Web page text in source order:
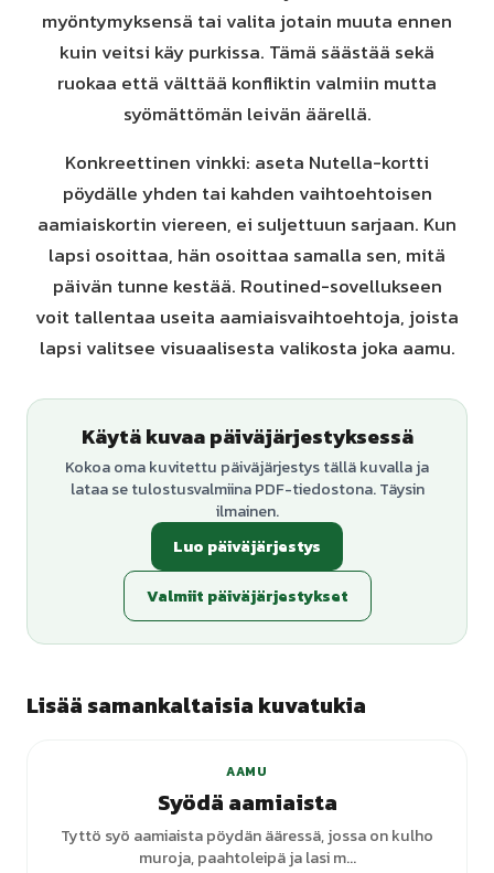
myöntymyksensä tai valita jotain muuta ennen
kuin veitsi käy purkissa. Tämä säästää sekä
ruokaa että välttää konfliktin valmiin mutta
syömättömän leivän äärellä.
Konkreettinen vinkki: aseta Nutella-kortti
pöydälle yhden tai kahden vaihtoehtoisen
aamiaiskortin viereen, ei suljettuun sarjaan. Kun
lapsi osoittaa, hän osoittaa samalla sen, mitä
päivän tunne kestää. Routined-sovellukseen
voit tallentaa useita aamiaisvaihtoehtoja, joista
lapsi valitsee visuaalisesta valikosta joka aamu.
Käytä kuvaa päiväjärjestyksessä
Kokoa oma kuvitettu päiväjärjestys tällä kuvalla ja
lataa se tulostusvalmiina PDF-tiedostona. Täysin
ilmainen.
Luo päiväjärjestys
Valmiit päiväjärjestykset
Lisää samankaltaisia kuvatukia
AAMU
Syödä aamiaista
Tyttö syö aamiaista pöydän ääressä, jossa on kulho
muroja, paahtoleipä ja lasi m...